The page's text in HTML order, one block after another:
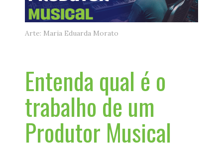
Arte: Maria Eduarda Morato
Entenda qual é o
trabalho de um
Produtor Musical